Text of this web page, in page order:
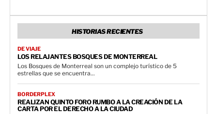
HISTORIAS RECIENTES
DE VIAJE
LOS RELAJANTES BOSQUES DE MONTERREAL
Los Bosques de Monterreal son un complejo turístico de 5
estrellas que se encuentra...
BORDERPLEX
REALIZAN QUINTO FORO RUMBO A LA CREACIÓN DE LA
CARTA POR EL DERECHO A LA CIUDAD